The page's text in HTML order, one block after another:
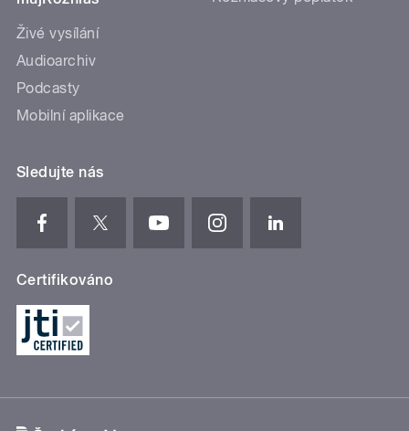
Živé vysílání
Audioarchiv
Podcasty
Mobilní aplikace
Sledujte nás
Certifikováno